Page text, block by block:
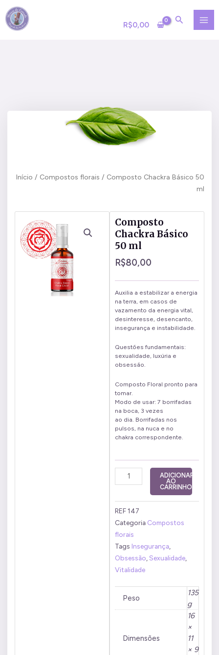
para
R$0,00
Início / Compostos florais / Composto Chackra Básico 50
ml
Composto
Chackra Básico
50 ml
R$80,00
Auxilia a estabilizar a energia
na terra, em casos de
vazamento da energia vital,
desinteresse, desencanto,
insegurança e instabilidade.
Questões fundamentais:
sexualidade, luxúria e
obsessão.
Composto Floral pronto para
tomar.
Modo de usar: 7 borrifadas
na boca, 3 vezes
ao dia. Borrifadas nos
pulsos, na nuca e no
chakra correspondente.
Composto
Chackra
50
ml
quantidade
ADICIONAR
AO
CARRINHO
REF147
Categoria Compostos
florais
Tags Insegurança,
Obsessão,Sexualidade,
Vitalidade
Peso
135
g
Dimensões
16
×
11
× 9